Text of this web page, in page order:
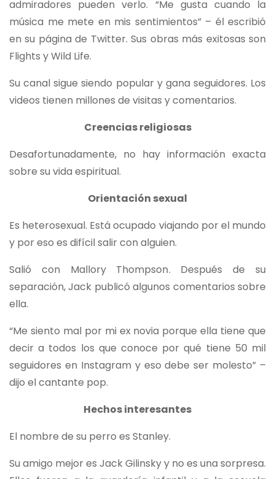
admiradores pueden verlo. “Me gusta cuando la
música me mete en mis sentimientos” – él escribió
en su página de Twitter. Sus obras más exitosas son
Flights y Wild Life.
Su canal sigue siendo popular y gana seguidores. Los
videos tienen millones de visitas y comentarios.
Creencias religiosas
Desafortunadamente, no hay información exacta
sobre su vida espiritual.
Orientación sexual
Es heterosexual. Está ocupado viajando por el mundo
y por eso es difícil salir con alguien.
Salió con Mallory Thompson. Después de su
separación, Jack publicó algunos comentarios sobre
ella.
“Me siento mal por mi ex novia porque ella tiene que
decir a todos los que conoce por qué tiene 50 mil
seguidores en Instagram y eso debe ser molesto” –
dijo el cantante pop.
Hechos interesantes
El nombre de su perro es Stanley.
Su amigo mejor es Jack Gilinsky y no es una sorpresa.